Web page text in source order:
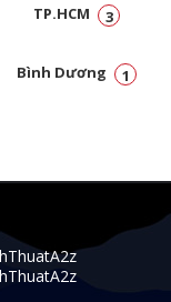
TP.HCM 3
Bình Dương 1